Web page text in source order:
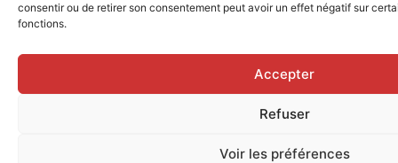
consentir ou de retirer son consentement peut avoir un effet négatif sur
fonctions.
Accepter
Refuser
Voir les préférences